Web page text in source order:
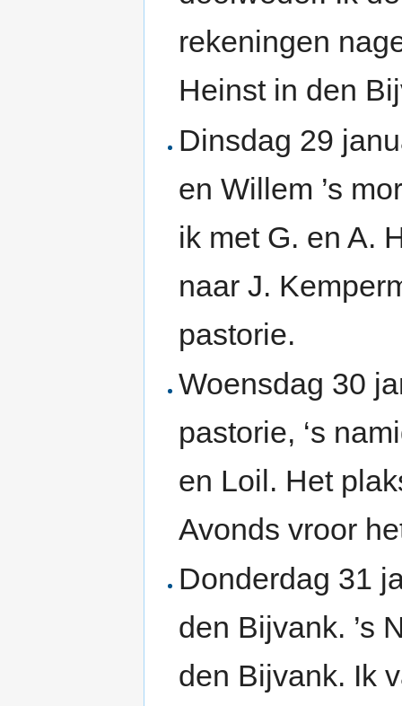
rekeningen
Heinst in den
Dinsdag 29
en Willem ’s
ik met G. en A.
naar J.
pastorie.
Woensdag 30
pastorie, ‘s
en Loil. Het
Avonds vroor
Donderdag 31
den Bijvank. ’s
den Bijvank. Ik